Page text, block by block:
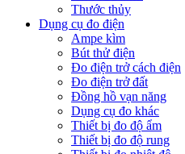
Thước thủy
Dụng cụ đo điện
Ampe kìm
Bút thử điện
Đo điện trở cách điện
Đo điện trở đất
Đồng hồ vạn năng
Dụng cụ đo khác
Thiết bị đo độ ẩm
Thiết bị đo độ rung